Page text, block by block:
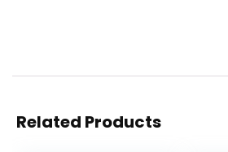
Related Products